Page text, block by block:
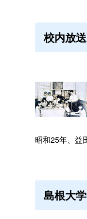
校内放送
昭和25年、益
島根大